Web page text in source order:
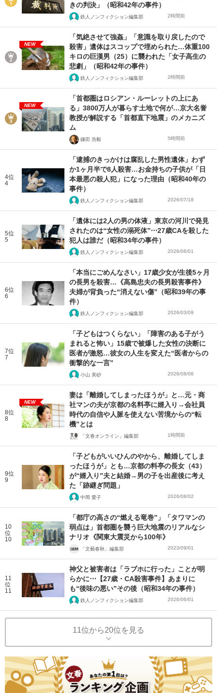
きの判決」（昭和42年の事件）
鉄人ノンフィクション編集部 2時間前
NEW
「気絶させて強姦」「意識を取り戻したので
殺害」遺体はスコップで埋められた…体重100
キロの巨漢男（25）に襲われた「女子高生の
悲劇」（昭和42年の事件）
鉄人ノンフィクション編集部 2時間前
NEW
「首都圏はロシアン・ルーレットの上にあ
る」3800万人が暮らす土地で何が…京大名誉
教授が解説する「首都直下地震」のメカニズ
ム
鎌田 浩毅 5時間前
4位
4
「逮捕のきっかけは腐乱した男性遺体」わず
か1ヶ月半で8人殺害…お金持ちの子供が「日
本最悪の殺人犯」になった理由（昭和40年の
事件）
鉄人ノンフィクション編集部 2026/07/18
5位
5
「遺体には2人の男の体液」東京の河川で発見
されたのは“女性の溺死体”⋯27歳CAを殺した
犯人は誰だ（昭和34年の事件）
鉄人ノンフィクション編集部 2026/06/01
6位
6
「本当にごめんなさい」17歳少女が生後5ヶ月
の長男を殺害…《高島忠夫の長男殺害事件》
夫婦が背負った“消えない傷”（昭和39年の事
件）
鉄人ノンフィクション編集部 2026/03/09
7位
7
「子どもはつくらない」「障害のある子がう
まれると怖い」15歳で被爆した女性の決断に
医者が激怒…彼女の人生を変えた“医者からの
衝撃的な一言”
小山 美砂 2026/08/06
8位
8
NEW
妻は「離婚してしまったほうが」と…元・商
社マンの夫が京都の名料亭に婿入り→会社員
時代の自信や人脈を使えない苦境からの“転
機”とは
「文春オンライン」編集部 1時間前
9位
9
「子どもがいいひんのやから、離婚してしま
ったほうが」とも…京都の料亭の長女（43）
が“婿入り”夫と結婚→男の子を出産後に考え
た「跡継ぎ問題」
中岡 愛子 2026/08/02
10
位
10
「都庁の高さの“燃える竜巻”」「タワマンの
弱点は」首都圏を襲う巨大地震のリアルなシ
ナリオ《関東大震災から100年》
「文藝春秋」編集部 2023/09/01
11
位
11
神父と被害者は「ラブホに行った」ことが明
らかに⋯【27歳・CA殺害事件】あまりに
も“後味の悪い”その後（昭和34年の事件）
鉄人ノンフィクション編集部 2026/06/01
11位から20位を見る